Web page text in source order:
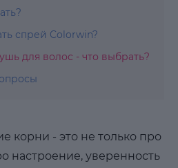
спрей Colorwin?
для волос - что выбрать?
корни - это не только про
настроение, уверенность